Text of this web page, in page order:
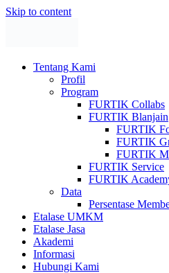
Skip to content
Tentang Kami
Profil
Program
FURTIK Collabs
FURTIK Blanjain
FURTIK
FURTIK
FURTIK
FURTIK Service
FURTIK
Data
Persentase
Etalase UMKM
Etalase Jasa
Akademi
Informasi
Hubungi Kami